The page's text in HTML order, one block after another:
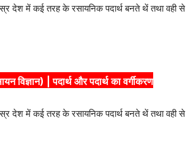
देश में कई तरह के रसायनिक पदार्थ बनते थें तथा वही से
| पदार्थ और पदार्थ का वर्गीकरण
देश में कई तरह के रसायनिक पदार्थ बनते थें तथा वही से